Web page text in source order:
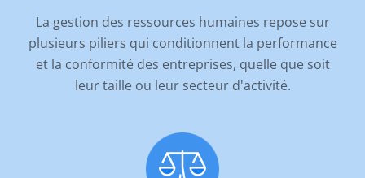
La gestion des ressources humaines repose sur
plusieurs piliers qui conditionnent la performance
et la conformité des entreprises, quelle que soit
leur taille ou leur secteur d'activité.